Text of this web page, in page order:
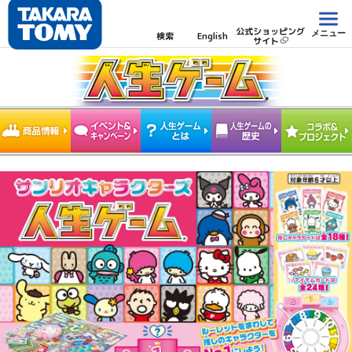
検索 English 公式ショッピング
サイト
メニュー